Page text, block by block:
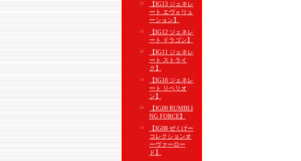
【IG13 ジェネレ
ート エヴォリュ
ーション】
【IG12 ジェネレ
ート ドラゴン】
【IG11 ジェネレ
ート ストライ
ク】
【IG10 ジェネレ
ート リベリオ
ン】
【IG09 RUMBLI
NG FORCE】
【IG08 ぜくげー
コレクションオ
ーヴァーロー
ド】